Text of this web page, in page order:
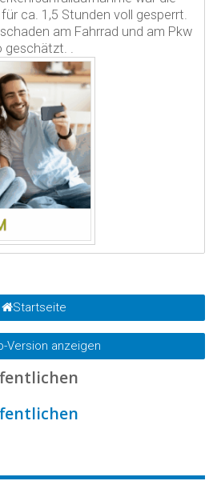
ca. 1,5 Stunden voll gesperrt.
am Fahrrad und am Pkw
geschätzt. .
Startseite
Version anzeigen